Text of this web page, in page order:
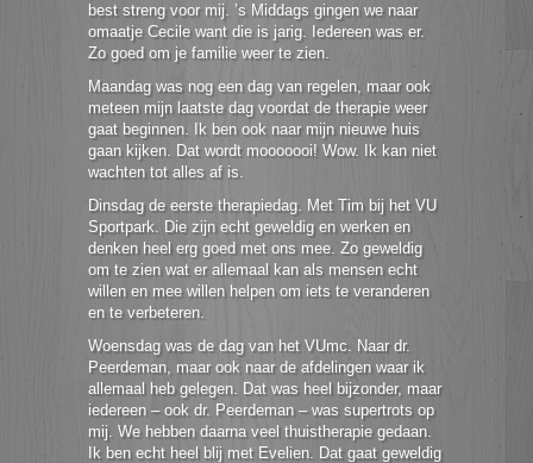
best streng voor mij. ’s Middags gingen we naar
omaatje Cecile want die is jarig. Iedereen was er.
Zo goed om je familie weer te zien.
Maandag was nog een dag van regelen, maar ook
meteen mijn laatste dag voordat de therapie weer
gaat beginnen. Ik ben ook naar mijn nieuwe huis
gaan kijken. Dat wordt mooooooi! Wow. Ik kan niet
wachten tot alles af is.
Dinsdag de eerste therapiedag. Met Tim bij het VU
Sportpark. Die zijn echt geweldig en werken en
denken heel erg goed met ons mee. Zo geweldig
om te zien wat er allemaal kan als mensen echt
willen en mee willen helpen om iets te veranderen
en te verbeteren.
Woensdag was de dag van het VUmc. Naar dr.
Peerdeman, maar ook naar de afdelingen waar ik
allemaal heb gelegen. Dat was heel bijzonder, maar
iedereen – ook dr. Peerdeman – was supertrots op
mij. We hebben daarna veel thuistherapie gedaan.
Ik ben echt heel blij met Evelien. Dat gaat geweldig